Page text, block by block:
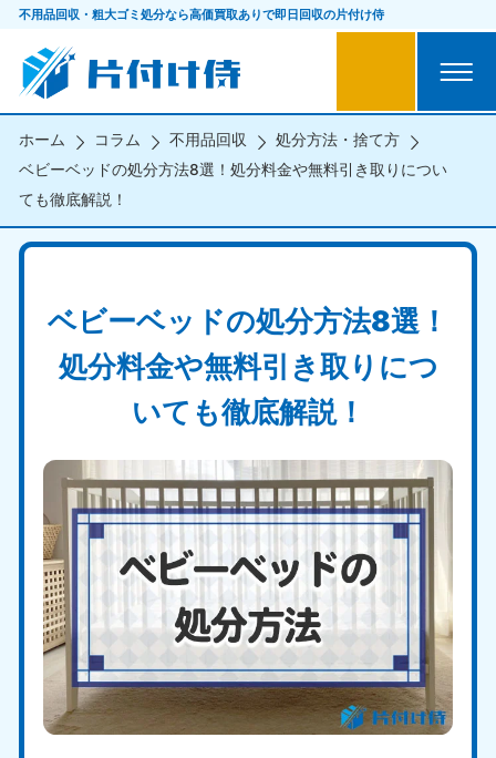
不用品回収・粗大ゴミ処分なら高価買取ありで即日回収の片付け侍
ホーム コラム 不用品回収
処分方法・捨て方
ベビーベッドの処分方法8選！処分料金や無料引き取りについ
ても徹底解説！
ベビーベッドの処分方法8選！
処分料金や無料引き取りにつ
いても徹底解説！